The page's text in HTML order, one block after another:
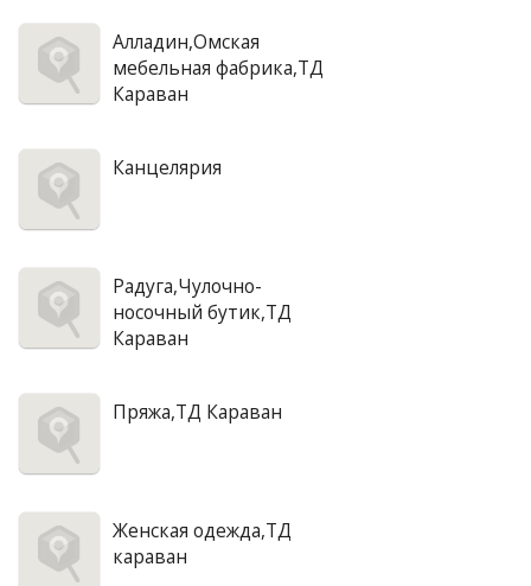
Алладин,Омская
мебельная фабрика,ТД
Караван
Канцелярия
Радуга,Чулочно-
носочный бутик,ТД
Караван
Пряжа,ТД Караван
Женская одежда,ТД
караван